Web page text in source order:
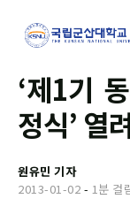
‘제1기
정식’ 열
원유민 기자
2013-01-02 - 1분 걸